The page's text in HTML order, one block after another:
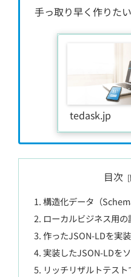
手っ取り早く作りた
tedask.jp
目次
構造化データ（
ローカルビジネス用の
作ったJSON-LDを実装
実装したJSON-LDを
リッチリザルトテス